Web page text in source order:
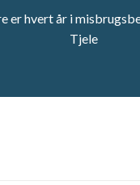
er hvert år i
Tjele